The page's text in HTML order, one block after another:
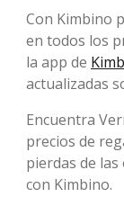
Con Kimbino
en todos los
la app de
actualizadas
Encuentra
precios de
pierdas de
con Kimbino.